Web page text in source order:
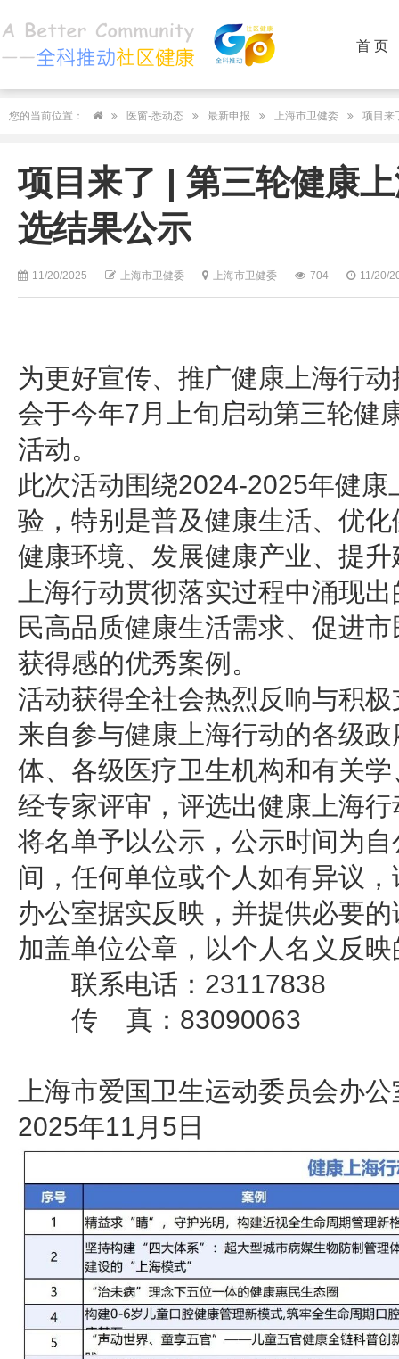
首 页
您的当前位置： 医窗-悉动态 最新申报 上海市卫健委 项目来
项目来了 | 第三轮健康
选结果公示
11/20/2025 上海市卫健委 上海市卫健委 704 11/20/
为更好宣传、推广健康上海行
会于今年7月上旬启动第三轮健
活动。
此次活动围绕2024-2025年健
验，特别是普及健康生活、优
健康环境、发展健康产业、提
上海行动贯彻落实过程中涌现
民高品质健康生活需求、促进
获得感的优秀案例。
活动获得全社会热烈反响与积
来自参与健康上海行动的各级
体、各级医疗卫生机构和有关
经专家评审，评选出健康上海
将名单予以公示，公示时间为
间，任何单位或个人如有异议
办公室据实反映，并提供必要
加盖单位公章，以个人名义反
联系电话：23117838
传 真：83090063
上海市爱国卫生运动委员会办公
2025年11月5日